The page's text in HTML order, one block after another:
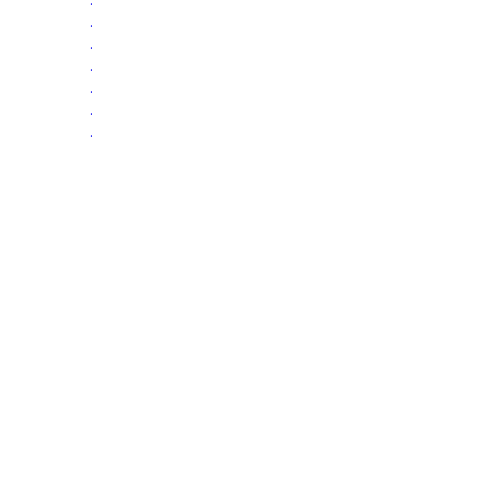
.
.
.
.
.
.